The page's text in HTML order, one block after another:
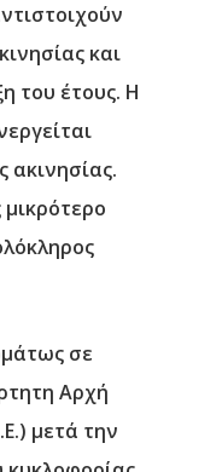
και
του έτους. Η
σε
Αρχή
μετά την